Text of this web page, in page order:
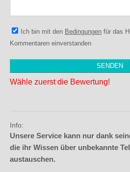
Ich bin mit den Bedingungen für das
Kommentaren einverstanden
Wähle zuerst die Bewertung!
Info:
Unsere Service kann nur dank
die ihr Wissen über unbekannte
austauschen.